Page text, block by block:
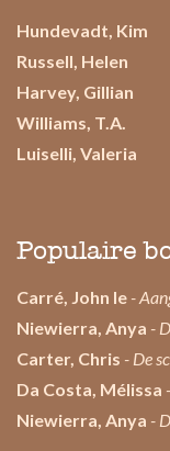
Hundevadt, Kim
Russell, Helen
Harvey, Gillian
Williams, T.A.
Luiselli, Valeria
Populaire
Carré, John le -
Niewierra, Anya -
Carter, Chris - De
Da Costa, Mélissa
Niewierra, Anya -